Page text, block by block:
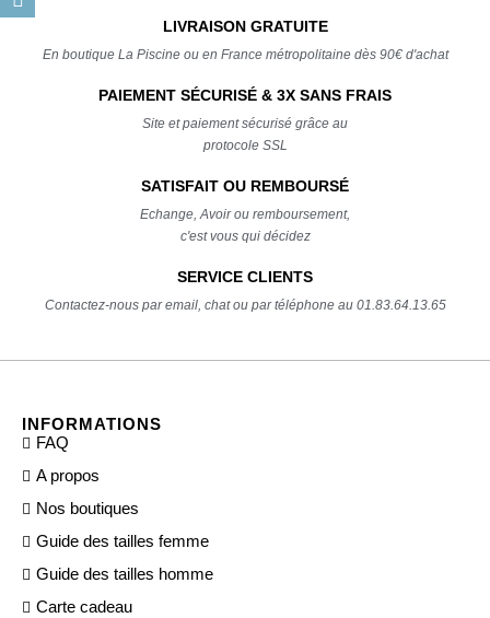
LIVRAISON GRATUITE
En boutique La Piscine ou en France métropolitaine dès 90€ d'achat
PAIEMENT SÉCURISÉ & 3X SANS FRAIS
Site et paiement sécurisé grâce au
protocole SSL
SATISFAIT OU REMBOURSÉ
Echange, Avoir ou remboursement,
c'est vous qui décidez
SERVICE CLIENTS
Contactez-nous par email, chat ou par téléphone au 01.83.64.13.65
INFORMATIONS
FAQ
A propos
Nos boutiques
Guide des tailles femme
Guide des tailles homme
Carte cadeau